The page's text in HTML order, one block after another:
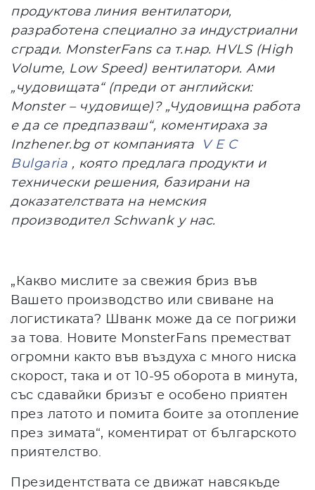
продуктова линия вентилатори,
разработена специално за индустриални
сгради. MonsterFans са т.нар. HVLS (High
Volume, Low Speed) вентилатори. Ами
„чудовищата“ (преди от английски:
Monster – чудовище)? „Чудовищна работа
е да се предпазваш“, коментираха за
Inzhener.bg от компанията
V E C
Bulgaria , която предлага продукти и
технически решения, базирани на
доказателствата на немския
производител Schwank у нас.
„Какво мислите за свежия бриз във
Вашето производство или свиване на
логистиката? Шванк може да се погрижи
за това. Новите MonsterFans преместват
огромни както във въздуха с много ниска
скорост, така и от 10-95 оборота в минута,
със сдавайки бризът е особено приятен
през латото и помита боите за отопление
през зимата“, коментират от българското
приятелство.
Президентствата се движат навсякъде